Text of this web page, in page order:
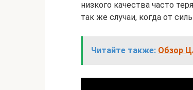
низкого качества часто
так же случаи, когда от
Читайте также: Обзор